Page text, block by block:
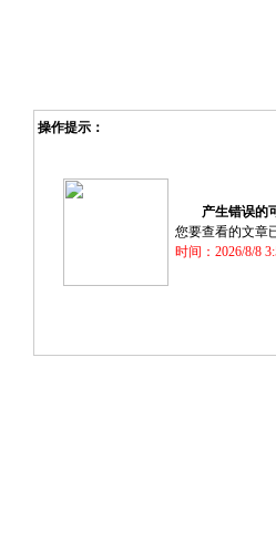
操作提示：
产生错误的
您要查看的文章
时间：2026/8/8